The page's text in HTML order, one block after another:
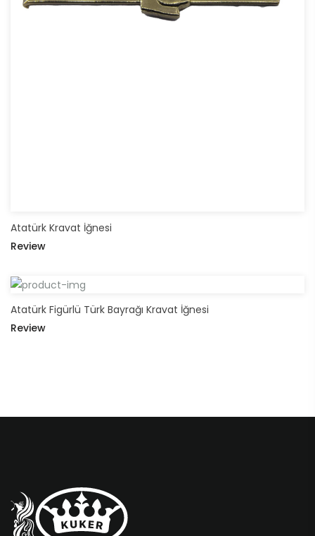
Atatürk Kravat İğnesi
Review
Atatürk Figürlü Türk Bayrağı Kravat İğnesi
Review